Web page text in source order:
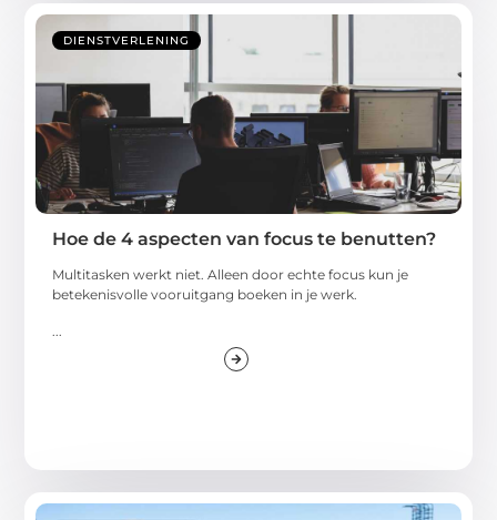
DIENSTVERLENING
Hoe de 4 aspecten van focus te benutten?
Multitasken werkt niet. Alleen door echte focus kun je
betekenisvolle vooruitgang boeken in je werk.